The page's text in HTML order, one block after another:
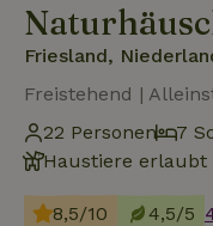
Friesland,
Freistehend |
22 Personen
7
Haustiere erlaubt
8,5/10 4,5/5